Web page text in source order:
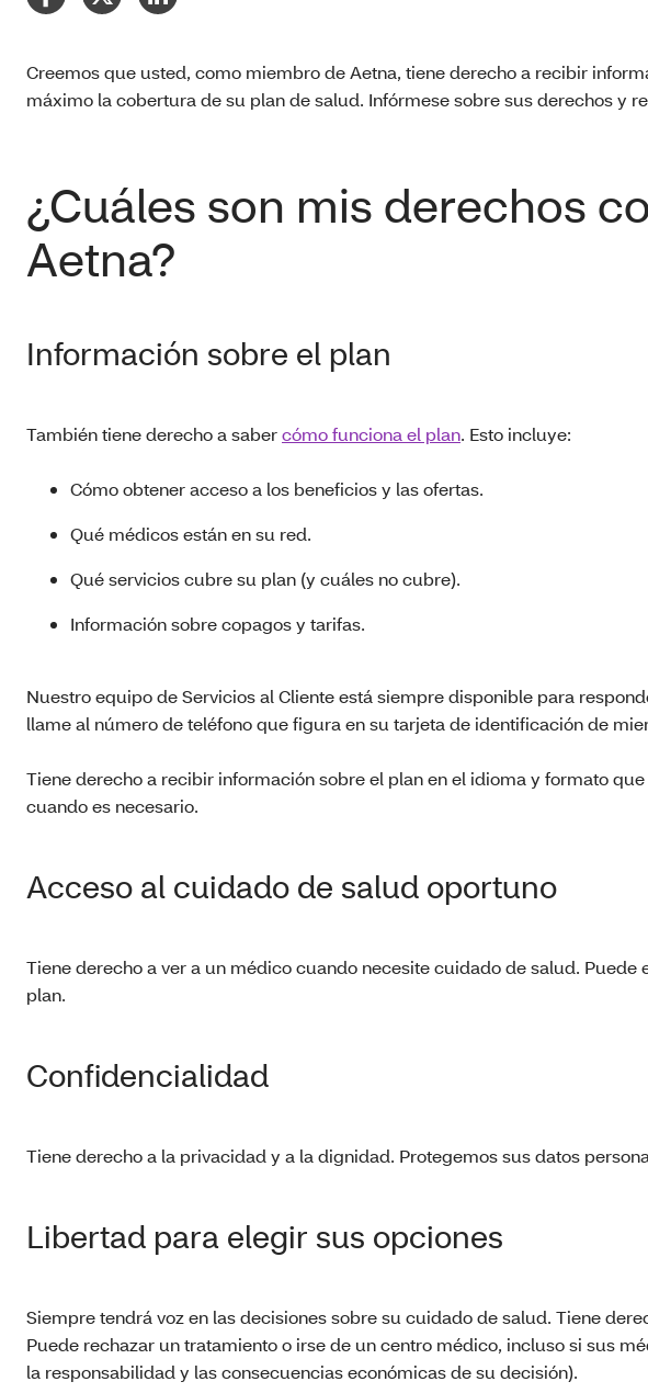
Creemos que usted, como miembro de Aetna, tiene derecho a recibir
máximo la cobertura de su plan de salud. Infórmese sobre sus derechos y
¿Cuáles son mis derechos
Aetna?
Información sobre el plan
También tiene derecho a sabercómo funciona el plan. Esto incluye:
Cómo obtener acceso a los beneficios y las ofertas.
Qué médicos están en su red.
Qué servicios cubre su plan (y cuáles no cubre).
Información sobre copagos y tarifas.
Nuestro equipo de Servicios al Cliente está siempre disponible para
llame al número de teléfono que figura en su tarjeta de identificación de
Tiene derecho a recibir información sobre el plan en el idioma y formato
cuando es necesario.
Acceso al cuidado de salud oportuno
Tiene derecho a ver a un médico cuando necesite cuidado de salud.
plan.
Confidencialidad
Tiene derecho a la privacidad y a la dignidad. Protegemos sus datos
Libertad para elegir sus opciones
Siempre tendrá voz en las decisiones sobre su cuidado de salud. Tiene
Puede rechazar un tratamiento o irse de un centro médico, incluso si sus
la responsabilidad y las consecuencias económicas de su decisión).